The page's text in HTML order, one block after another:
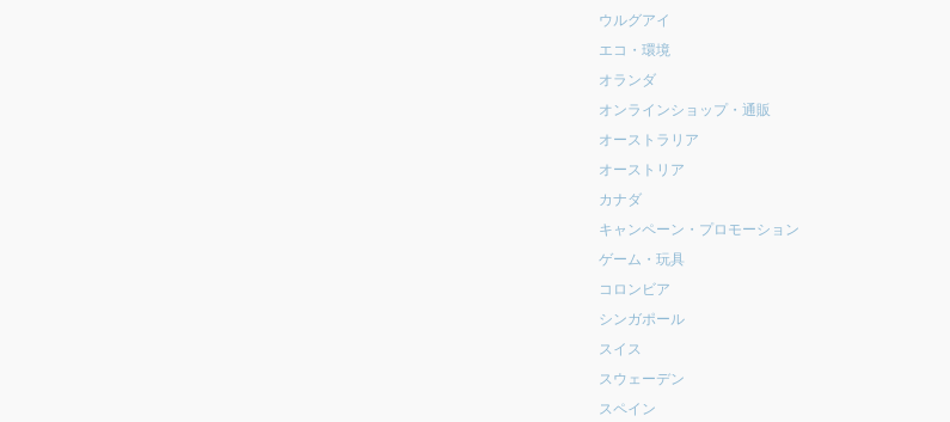
ウルグアイ
エコ・環境
オランダ
オンラインショップ・通販
オーストラリア
オーストリア
カナダ
キャンペーン・プロモーション
ゲーム・玩具
コロンビア
シンガポール
スイス
スウェーデン
スペイン